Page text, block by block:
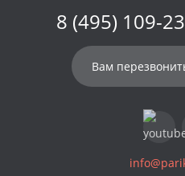
8 (495) 109-
Вам